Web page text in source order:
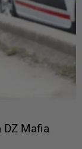
DZ Mafia